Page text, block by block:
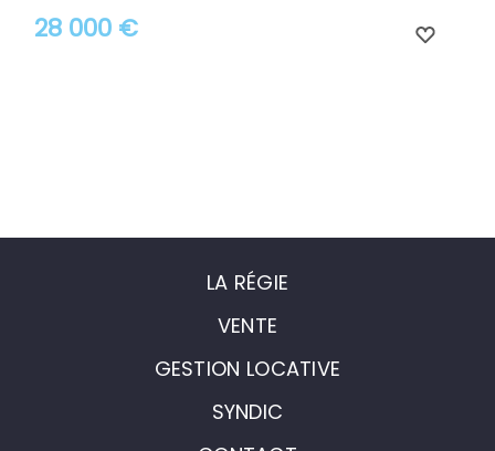
28 000 €
LA RÉGIE
VENTE
GESTION LOCATIVE
SYNDIC